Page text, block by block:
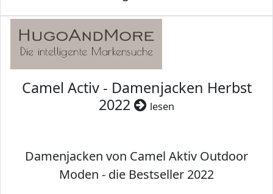
Camel Activ - Damenjacken Herbst
2022
lesen
Damenjacken von Camel Aktiv Outdoor
Moden - die Bestseller 2022